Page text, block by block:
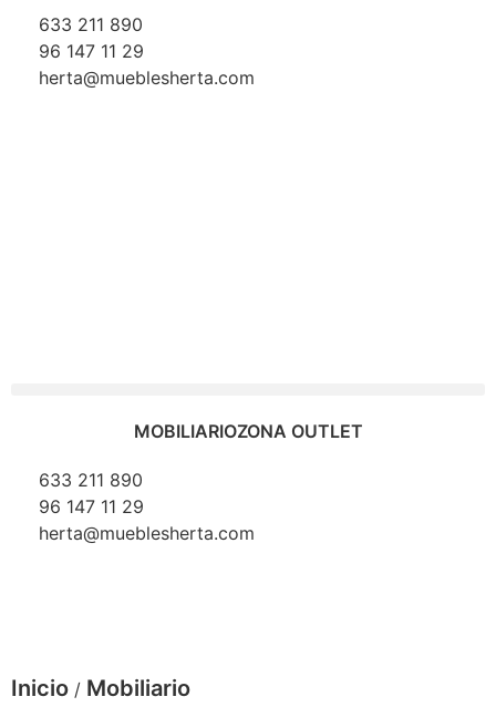
633 211 890
96 147 11 29
herta@mueblesherta.com
MOBILIARIOZONA OUTLET
633 211 890
96 147 11 29
herta@mueblesherta.com
Inicio / Mobiliario